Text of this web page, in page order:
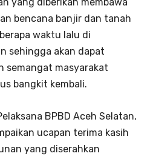
bencana banjir dan tanah
waktu lalu di
sehingga akan dapat
semangat masyarakat
bangkit kembali.
BPBD Aceh Selatan,
ucapan terima kasih
yang diserahkan